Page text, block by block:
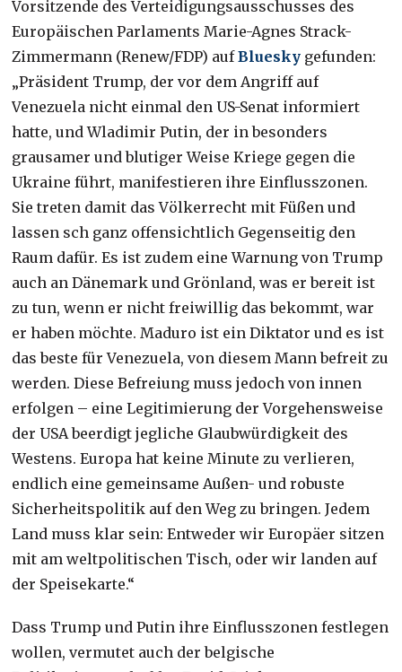
Vorsitzende des Verteidigungsausschusses des
Europäischen Parlaments Marie-Agnes Strack-
Zimmermann (Renew/FDP) aufBluesky gefunden:
„Präsident Trump, der vor dem Angriff auf
Venezuela nicht einmal den US-Senat informiert
hatte, und Wladimir Putin, der in besonders
grausamer und blutiger Weise Kriege gegen die
Ukraine führt, manifestieren ihre Einflusszonen.
Sie treten damit das Völkerrecht mit Füßen und
lassen sch ganz offensichtlich Gegenseitig den
Raum dafür. Es ist zudem eine Warnung von Trump
auch an Dänemark und Grönland, was er bereit ist
zu tun, wenn er nicht freiwillig das bekommt, war
er haben möchte. Maduro ist ein Diktator und es ist
das beste für Venezuela, von diesem Mann befreit zu
werden. Diese Befreiung muss jedoch von innen
erfolgen – eine Legitimierung der Vorgehensweise
der USA beerdigt jegliche Glaubwürdigkeit des
Westens. Europa hat keine Minute zu verlieren,
endlich eine gemeinsame Außen- und robuste
Sicherheitspolitik auf den Weg zu bringen. Jedem
Land muss klar sein: Entweder wir Europäer sitzen
mit am weltpolitischen Tisch, oder wir landen auf
der Speisekarte.“
Dass Trump und Putin ihre Einflusszonen festlegen
wollen, vermutet auch der belgische